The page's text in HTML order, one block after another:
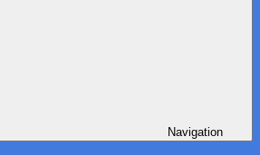
Navigation